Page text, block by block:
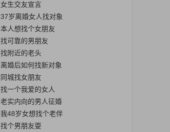
女生交友宣言
37岁离婚女人找对象
本人想找个女朋友
找可靠的男朋友
找附近的老头
离婚后如何找新对象
同城找女朋友
找一个我爱的女人
老实内向的男人征婚
我48岁女想找个老伴
找个男朋友耍